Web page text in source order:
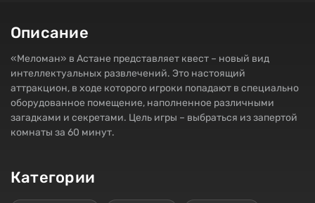
Описание
«Меломан» в Астане представляет квест – новый вид
интеллектуальных развлечений. Это настоящий
аттракцион, в ходе которого игроки попадают в специально
оборудованное помещение, наполненное различными
загадками и секретами. Цель игры – выбраться из запертой
комнаты за 60 минут.
Категории